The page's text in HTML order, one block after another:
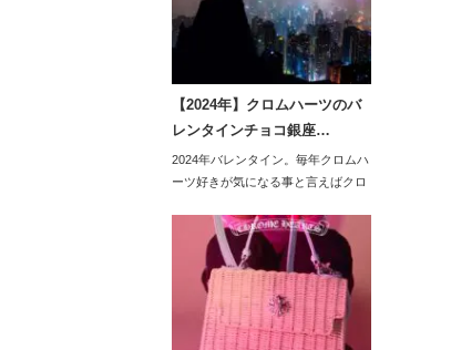
【2024年】クロムハーツのバ
レンタインチョコ銀座…
2024年バレンタイン。毎年クロムハ
ーツ好きが気になる事と言えばクロ